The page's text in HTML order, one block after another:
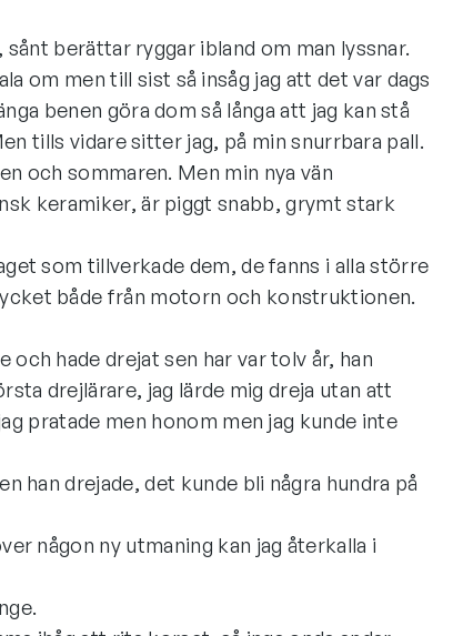
berättar ryggar ibland om man lyssnar.
om men till sist så insåg jag att det var dags
benen göra dom så långa att jag kan stå
tills vidare sitter jag, på min snurrbara pall.
och sommaren. Men min nya vän
keramiker, är piggt snabb, grymt stark
som tillverkade dem, de fanns i alla större
både från motorn och konstruktionen.
hade drejat sen har var tolv år, han
drejlärare, jag lärde mig dreja utan att
pratade men honom men jag kunde inte
han drejade, det kunde bli några hundra på
någon ny utmaning kan jag återkalla i